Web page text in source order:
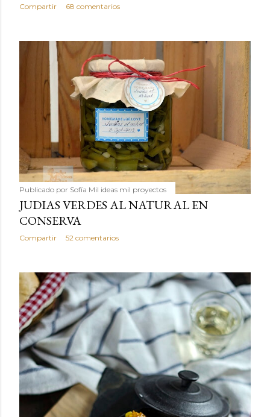
Compartir 68 comentarios
Publicado por Sofía Mil ideas mil proyectos
JUDIAS VERDES AL NATURAL EN
CONSERVA
Compartir 52 comentarios